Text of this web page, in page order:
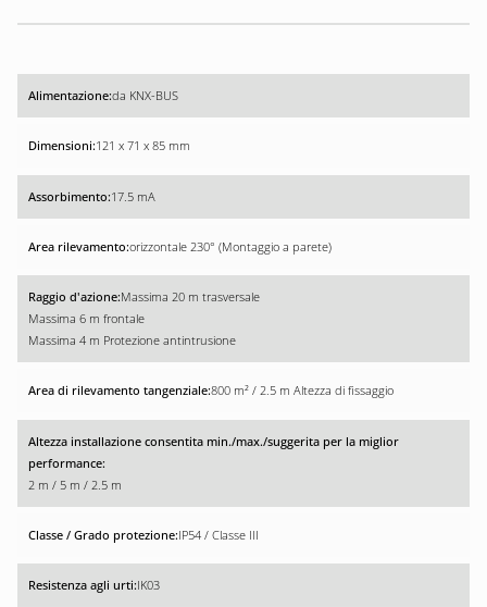
da KNX-BUS
121 x 71 x 85 mm
17.5 mA
orizzontale 230° (Montaggio a parete)
Massima 20 m trasversale
Massima 6 m frontale
Massima 4 m Protezione antintrusione
800 m² / 2.5 m Altezza di fissaggio
2 m / 5 m / 2.5 m
IP54 / Classe III
IK03